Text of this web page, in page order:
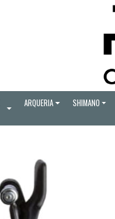
ARQUERIA SHIMANO